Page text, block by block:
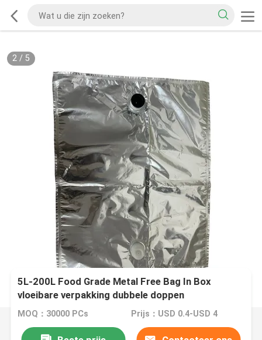
2/ 5
5L-200L Food Grade Metal Free Bag In Box
vloeibare verpakking dubbele doppen
MOQ：30000 PCs Prijs：USD 0.4-USD 4